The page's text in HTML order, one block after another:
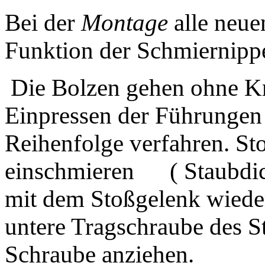
Bei derMontage alle
Funktion der
Die Bolzen gehen ohne
Einpressen der
Reihenfolge verfahren.
einschmieren (
mit dem Stoßgelenk
untere Tragschraube des
Schraube anziehen.